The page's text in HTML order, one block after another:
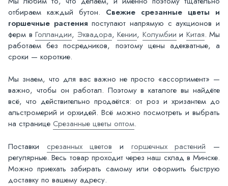
отбираем каждый бутон. Свежие срезанные цветы и
горшечные растения поступают напрямую с аукционов и
ферм в Голландии, Эквадора, Кении, Колумбии и Китая. Мы
работаем без посредников, поэтому цены адекватные, а
сроки — короткие.
Мы знаем, что для вас важно не просто «ассортимент» —
важно, чтобы он работал. Поэтому в каталоге вы найдёте
всё, что действительно продаётся: от роз и хризантем до
альстромерий и орхидей. Всё можно посмотреть и выбрать
на странице Срезанные цветы оптом.
Поставки срезанных цветов и горшечных растений —
регулярные. Весь товар проходит через наш склад в Минске.
Можно приехать забирать самому или оформить быструю
доставку по вашему адресу.